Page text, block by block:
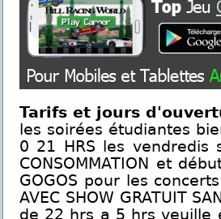
Tarifs et jours
les soirées étudiantes
0 21 HRS les vendredis
CONSOMMATION et
GOGOS pour les
AVEC SHOW GRATUIT
de 22 hrs a 5 hrs veuille